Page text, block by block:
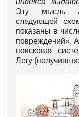
индекса
Эту мысль
следующей
показаны в
повреждений».
поисковая
Лету